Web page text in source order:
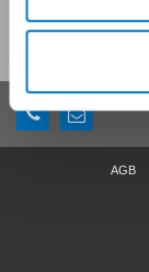
AGB